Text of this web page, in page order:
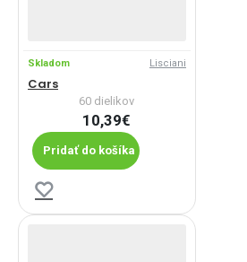
Skladom Lisciani
Cars
60 dielikov
10,39€
Pridať do košíka